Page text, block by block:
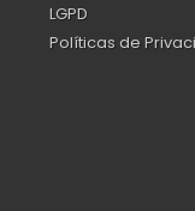
LGPD
Políticas de